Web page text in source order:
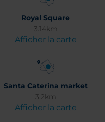
Royal Square
3.14km
Afficher la carte
Santa Caterina market
3.2km
Afficher la carte